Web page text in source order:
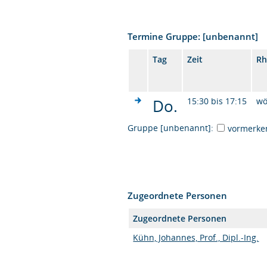
Termine Gruppe: [unbenannt]
Tag Zeit
Do. 15:30 bis 17:15
Gruppe [unbenannt]:
Zugeordnete Personen
Zugeordnete Personen
Kühn, Johannes, Prof., Dipl.-Ing.